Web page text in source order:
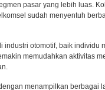
pasar yang lebih luas.
sudah menyentuh
industri otomotif, baik individu
memudahkan aktivitas
menampilkan berbagai